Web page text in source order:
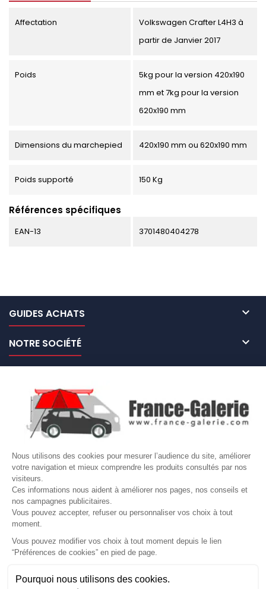
Nous utilisons des cookies pour mesurer l’audience du site, améliorer
votre navigation et mieux comprendre les produits consultés par nos
visiteurs.
Ces informations nous aident à améliorer nos pages, nos conseils et
nos campagnes publicitaires.
Vous pouvez accepter, refuser ou personnaliser vos choix à tout
moment.
Vous pouvez modifier vos choix à tout moment depuis le lien
“Préférences de cookies” en pied de page.
Pourquoi nous utilisons des cookies.
Gérer mes cookies
Affectation
Volkswagen Crafter L4H3 à
partir de Janvier 2017
Poids
5kg pour la version 420x190
mm et 7kg pour la version
620x190 mm
Dimensions du marchepied 420x190 mm ou 620x190 mm
Poids supporté 150 Kg
Références spécifiques
EAN-13 3701480404278
GUIDES ACHATS 
NOTRE SOCIÉTÉ 
VOTRE COMPTE 
Site protégé par reCAPTCHA.
LETTRE D'INFORMATIONS